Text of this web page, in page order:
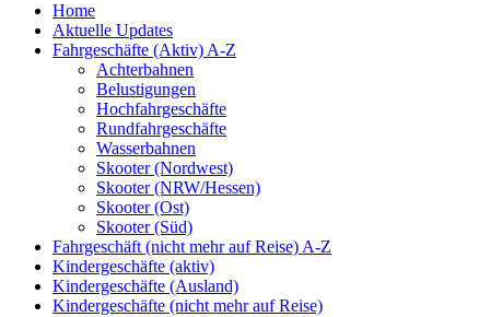
Home
Aktuelle Updates
Fahrgeschäfte (Aktiv) A-Z
Achterbahnen
Belustigungen
Hochfahrgeschäfte
Rundfahrgeschäfte
Wasserbahnen
Skooter (Nordwest)
Skooter (NRW/Hessen)
Skooter (Ost)
Skooter (Süd)
Fahrgeschäft (nicht mehr auf Reise) A-Z
Kindergeschäfte (aktiv)
Kindergeschäfte (Ausland)
Kindergeschäfte (nicht mehr auf Reise)